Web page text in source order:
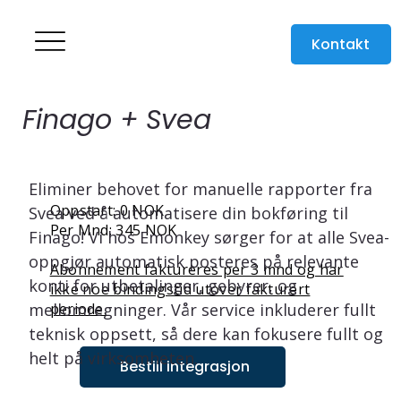
Kontakt
Oppstart: 0 NOK
Per Mnd: 345 NOK
Abonnement faktureres per 3 mnd og har
ikke noe bindingstid utover fakturert
periode.
Bestill integrasjon
Finago + Svea
Eliminer behovet for manuelle rapporter fra
Svea ved å automatisere din bokføring til
Finago! Vi hos Emonkey sørger for at alle Svea-
oppgjør automatisk posteres på relevante
konti for utbetalinger, gebyrer, og
mellomregninger. Vår service inkluderer fullt
teknisk oppsett, så dere kan fokusere fullt og
helt på virksomheten.